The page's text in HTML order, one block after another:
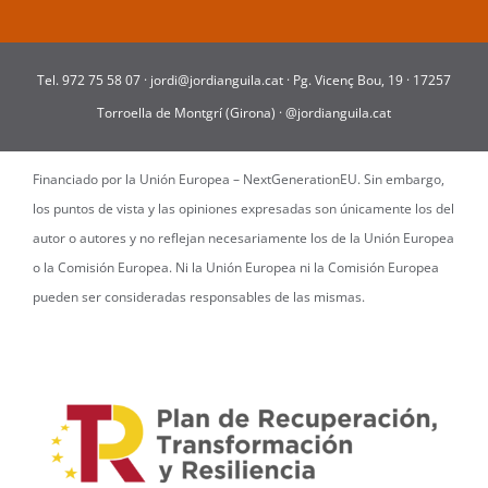
Tel.972 75 58 07 · jordi@jordianguila.cat · Pg. Vicenç Bou, 19 · 17257
Torroella de Montgrí (Girona) ·@jordianguila.cat
Financiado por la Unión Europea – NextGenerationEU. Sin embargo,
los puntos de vista y las opiniones expresadas son únicamente los del
autor o autores y no reflejan necesariamente los de la Unión Europea
o la Comisión Europea. Ni la Unión Europea ni la Comisión Europea
pueden ser consideradas responsables de las mismas.